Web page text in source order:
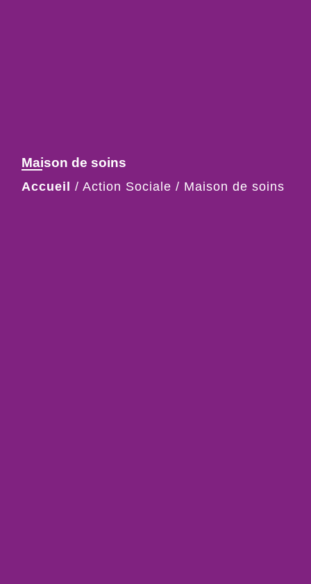
Maison de soins
Accueil / Action Sociale / Maison de soins